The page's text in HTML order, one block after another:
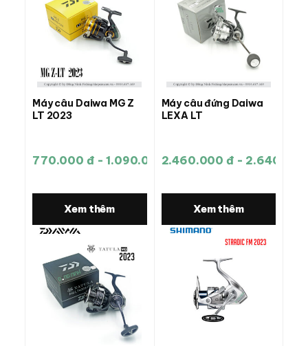
Máy câu Daiwa MG Z
LT 2023
770.000 đ - 1.090.000 đ
Xem thêm
Máy câu đứng Daiwa
LEXA LT
2.460.000 đ -
Xem thêm